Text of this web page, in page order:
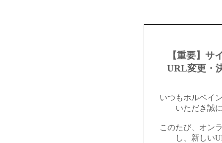
【重要】サ
URL変更・
いつもホルベイ
いただき誠
このたび、オン
し、新しい